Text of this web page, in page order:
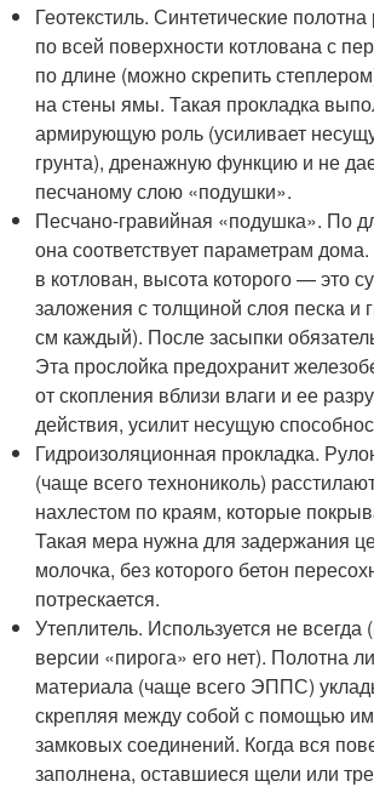
Геотекстиль. Синтетические
по всей поверхности котлована с
по длине (можно скрепить
на стены ямы. Такая прокладка
армирующую роль (усиливает
грунта), дренажную функцию и не
песчаному слою «подушки».
Песчано-гравийная «подушка». По
она соответствует параметрам
в котлован, высота которого — это
заложения с толщиной слоя песка и
см каждый). После засыпки
Эта прослойка предохранит
от скопления вблизи влаги и ее
действия, усилит несущую
Гидроизоляционная прокладка.
(чаще всего технониколь)
нахлестом по краям, которые
Такая мера нужна для задержания
молочка, без которого бетон
потрескается.
Утеплитель. Используется не всегда
версии «пирога» его нет). Полотна
материала (чаще всего ЭППС)
скрепляя между собой с помощью
замковых соединений. Когда вся
заполнена, оставшиеся щели или